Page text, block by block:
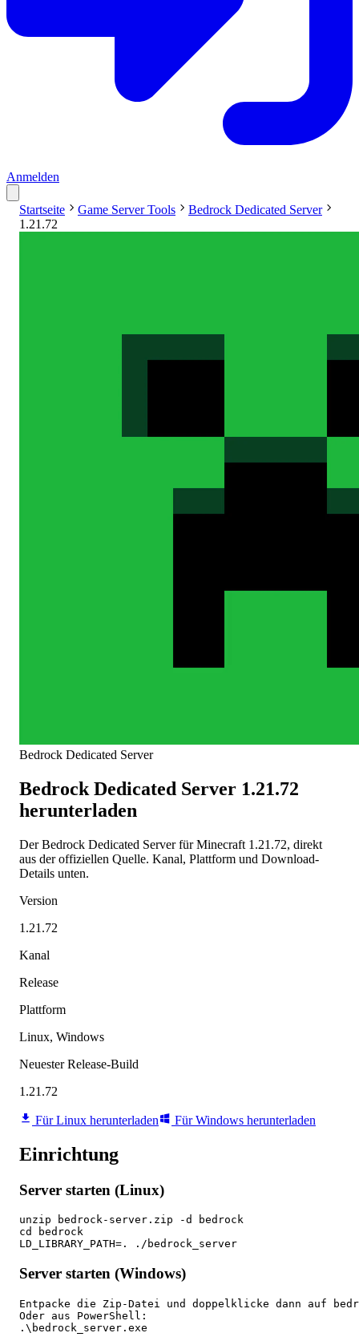
Anmelden
Startseite Game Server Tools
Bedrock Dedicated Server
1.21.72
Bedrock Dedicated Server
Bedrock Dedicated Server 1.21.72
herunterladen
Der Bedrock Dedicated Server für Minecraft 1.21.72, direkt
aus der offiziellen Quelle. Kanal, Plattform und Download-
Details unten.
Version
1.21.72
Kanal
Release
Plattform
Linux, Windows
Neuester Release-Build
1.21.72
Für Linux herunterladen Für Windows herunterladen
Einrichtung
Server starten (Linux)
unzip bedrock-server.zip -d bedrock
cd bedrock
LD_LIBRARY_PATH=. ./bedrock_server
Server starten (Windows)
Entpacke die Zip-Datei und doppelklicke dann auf
Oder aus PowerShell:
.\bedrock_server.exe